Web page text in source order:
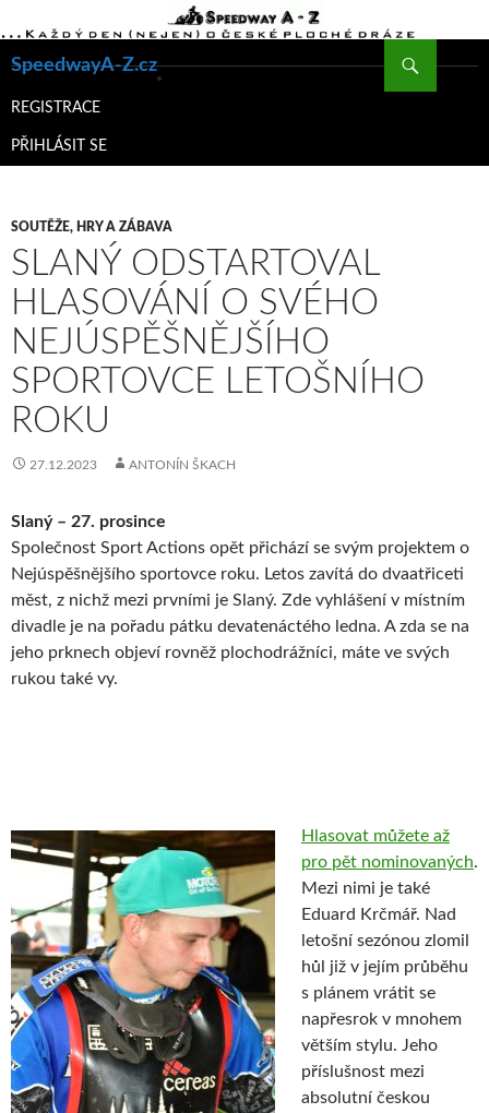
SpeedwayA-Z.cz
K
WEBU
REGISTRACE
PŘIHLÁSIT SE
SOUTĚŽE, HRY A ZÁBAVA
SLANÝ ODSTARTOVAL
HLASOVÁNÍ O SVÉHO
NEJÚSPĚŠNĚJŠÍHO
SPORTOVCE LETOŠNÍHO
ROKU
27.12.2023 ANTONÍN ŠKACH
Slaný – 27. prosince
Společnost Sport Actions opět přichází se svým projektem o
Nejúspěšnějšího sportovce roku. Letos zavítá do dvaatřiceti
měst, z nichž mezi prvními je Slaný. Zde vyhlášení v místním
divadle je na pořadu pátku devatenáctého ledna. A zda se na
jeho prknech objeví rovněž plochodrážníci, máte ve svých
rukou také vy.
Hlasovat můžete až
pro pět nominovaných.
Mezi nimi je také
Eduard Krčmář. Nad
letošní sezónou zlomil
hůl již v jejím průběhu
s plánem vrátit se
napřesrok v mnohem
větším stylu. Jeho
příslušnost mezi
absolutní českou